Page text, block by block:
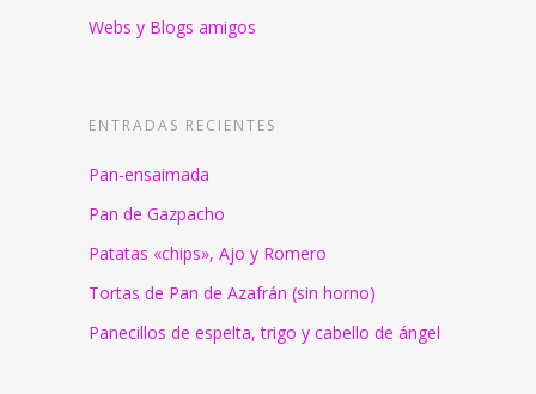
Webs y Blogs amigos
ENTRADAS RECIENTES
Pan-ensaimada
Pan de Gazpacho
Patatas «chips», Ajo y Romero
Tortas de Pan de Azafrán (sin horno)
Panecillos de espelta, trigo y cabello de ángel